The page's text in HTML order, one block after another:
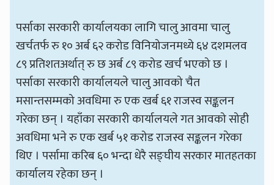
पर्साका सरकारी कार्यालयका लागि चालु आवमा चालु
खर्चतर्फ रु १० अर्ब ६२ करोड विनियोजनमध्ये ६४ दशमलव
८९ प्रतिशतअर्थात् रु छ अर्ब ८९ करोड खर्च भएको छ ।
पर्साका सरकारी कार्यालयले चालु आवको चैत
मसान्तसम्मको अवधिमा रु एक खर्ब ६१ राजस्व सङ्कलन
गरेका छन् । यहाँका सरकारी कार्यालयले गत आवको सोही
अवधिमा भने रु एक खर्ब ५१ करोड राजस्व सङ्कलन गरेका
थिए । पर्सामा करिब ६० भन्दा धेरै सङ्घीय सरकार मातहतका
कार्यालय रहेका छन् ।